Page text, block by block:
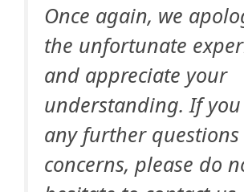
Once again, we
the unfortunate
and appreciate your
understanding. If
any further
concerns, please do